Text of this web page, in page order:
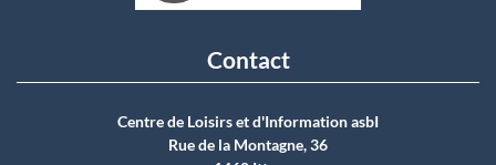
Contact
Centre de Loisirs et d'Information asbI
Rue de la Montagne, 36